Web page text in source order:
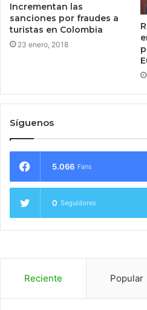
Incrementan las
sanciones por fraudes a
turistas en Colombia
23 enero, 2018
Síguenos
5.066 Fans
0 Seguidores
Reciente Popular